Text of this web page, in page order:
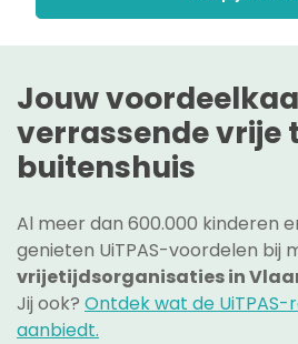
Jouw
verrassende vrije
buitenshuis
Al meer dan 600.000 kinderen
genieten UiTPAS-voordelen bij
vrijetijdsorganisaties in
Jij ook? Ontdek wat de UiTPAS-
aanbiedt.